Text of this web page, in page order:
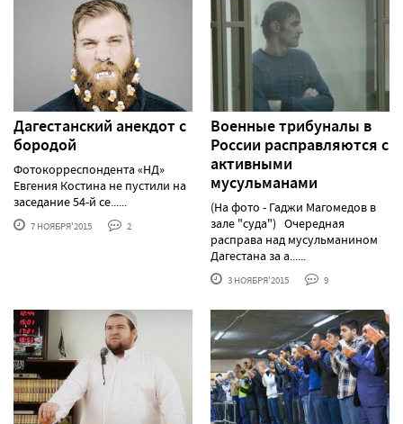
Дагестанский анекдот с
бородой
Фотокорреспондента «НД»
Евгения Костина не пустили на
заседание 54-й се......
7 НОЯБРЯ'2015 2
Военные трибуналы в
России расправляются с
активными
мусульманами
(На фото - Гаджи Магомедов в
зале "суда") Очередная
расправа над мусульманином
Дагестана за а......
3 НОЯБРЯ'2015 9